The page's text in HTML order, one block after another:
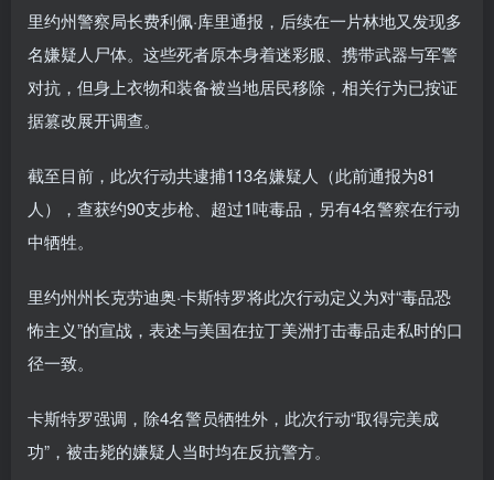
里约州警察局长费利佩·库里通报，后续在一片林地又发现多
名嫌疑人尸体。这些死者原本身着迷彩服、携带武器与军警
对抗，但身上衣物和装备被当地居民移除，相关行为已按证
据篡改展开调查。
截至目前，此次行动共逮捕113名嫌疑人（此前通报为81
人），查获约90支步枪、超过1吨毒品，另有4名警察在行动
中牺牲。
里约州州长克劳迪奥·卡斯特罗将此次行动定义为对“毒品恐
怖主义”的宣战，表述与美国在拉丁美洲打击毒品走私时的口
径一致。
卡斯特罗强调，除4名警员牺牲外，此次行动“取得完美成
功”，被击毙的嫌疑人当时均在反抗警方。